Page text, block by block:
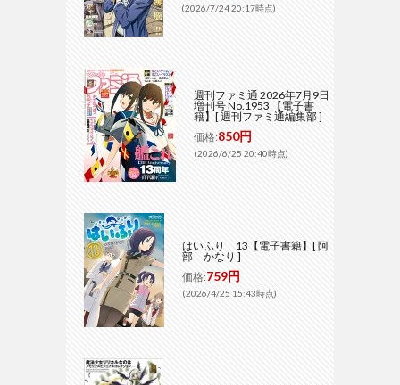
(2026/7/24 20:17時点)
週刊ファミ通 2026年7月9日
増刊号 No.1953 【電子書
籍】[ 週刊ファミ通編集部 ]
価格:850円
(2026/6/25 20:40時点)
はいふり 13【電子書籍】[ 阿
部 かなり ]
価格:759円
(2026/4/25 15:43時点)